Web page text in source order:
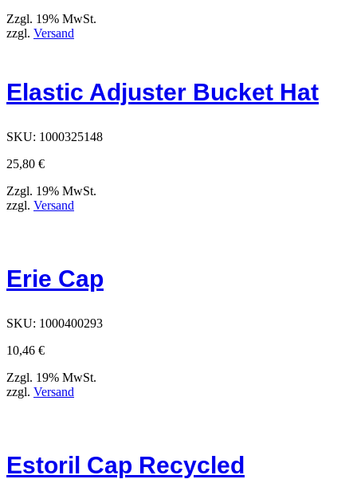
Zzgl. 19% MwSt.
zzgl. Versand
Elastic Adjuster Bucket Hat
SKU: 1000325148
25,80 €
Zzgl. 19% MwSt.
zzgl. Versand
Erie Cap
SKU: 1000400293
10,46 €
Zzgl. 19% MwSt.
zzgl. Versand
Estoril Cap Recycled